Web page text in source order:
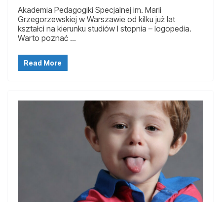
Akademia Pedagogiki Specjalnej im. Marii
Grzegorzewskiej w Warszawie od kilku już lat
kształci na kierunku studiów I stopnia – logopedia.
Warto poznać …
Read More